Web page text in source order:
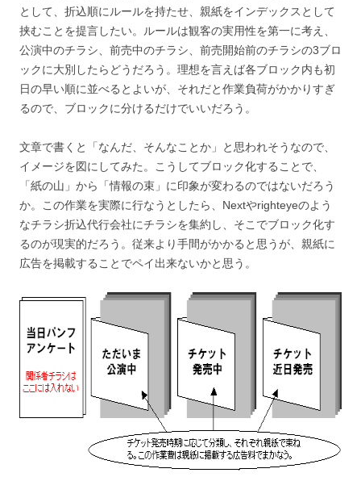
として、折込順にルールを持たせ、親紙をインデックスとして
挟むことを提言したい。ルールは観客の実用性を第一に考え、
公演中のチラシ、前売中のチラシ、前売開始前のチラシの3ブロ
ックに大別したらどうだろう。理想を言えば各ブロック内も初
日の早い順に並べるとよいが、それだと作業負荷がかかりすぎ
るので、ブロックに分けるだけでいいだろう。
文章で書くと「なんだ、そんなことか」と思われそうなので、
イメージを図にしてみた。こうしてブロック化することで、
「紙の山」から「情報の束」に印象が変わるのではないだろう
か。この作業を実際に行なうとしたら、Nextやrighteyeのよう
なチラシ折込代行会社にチラシを集約し、そこでブロック化す
るのが現実的だろう。従来より手間がかかると思うが、親紙に
広告を掲載することでペイ出来ないかと思う。